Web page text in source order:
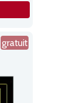
gratuit